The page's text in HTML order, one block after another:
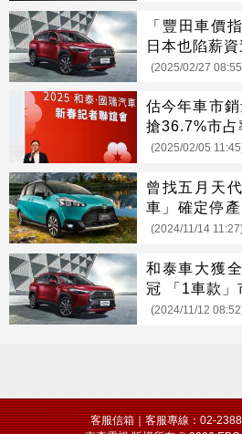
「豐田車價
日本也陷薪
(2025/02/27
估今年車市
搶36.7%市占
(2025/02/05
曾找五月天
車」確定停
灣
(2024/11/14
和泰車大獲
冠 「1車款」
(2024/11/12
客服信箱｜客服專線：02-